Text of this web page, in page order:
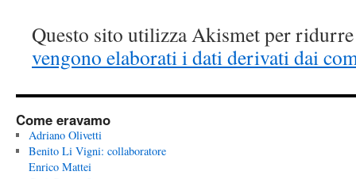
Questo sito utilizza Akismet per
vengono elaborati i dati derivati dai
Come eravamo
Adriano Olivetti
Benito Li Vigni: collaboratore
Enrico Mattei